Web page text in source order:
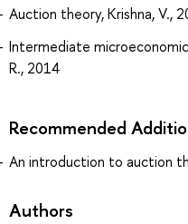
Auction theory, Krishna, V.,
Intermediate
R., 2014
Recommended
An introduction to auction
Authors